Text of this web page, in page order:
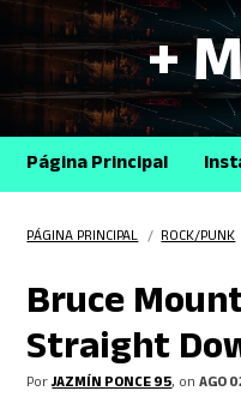
+
Página Principal
PÁGINA PRINCIPAL /ROCK/PUNK
Bruce
Straight
PorJAZMÍN PONCE 95, onAGO